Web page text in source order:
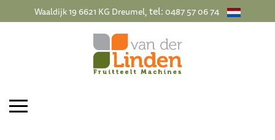
Waaldijk 19 6621 KG Dreumel, tel:0487 57 06 74